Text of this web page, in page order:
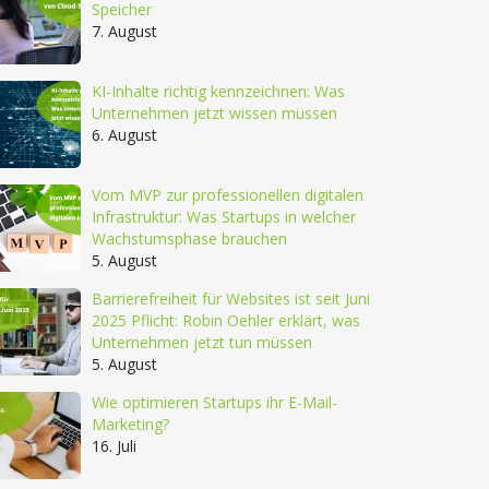
Speicher
7. August
KI-Inhalte richtig kennzeichnen: Was
Unternehmen jetzt wissen müssen
6. August
Vom MVP zur professionellen digitalen
Infrastruktur: Was Startups in welcher
Wachstumsphase brauchen
5. August
Barrierefreiheit für Websites ist seit Juni
2025 Pflicht: Robin Oehler erklärt, was
Unternehmen jetzt tun müssen
5. August
Wie optimieren Startups ihr E-Mail-
Marketing?
16. Juli